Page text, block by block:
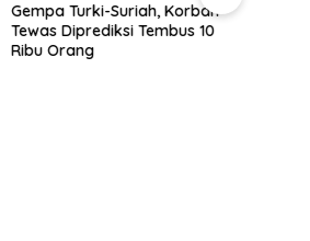
Gempa Turki-Suriah, Korban
Tewas Diprediksi Tembus 10
Ribu Orang